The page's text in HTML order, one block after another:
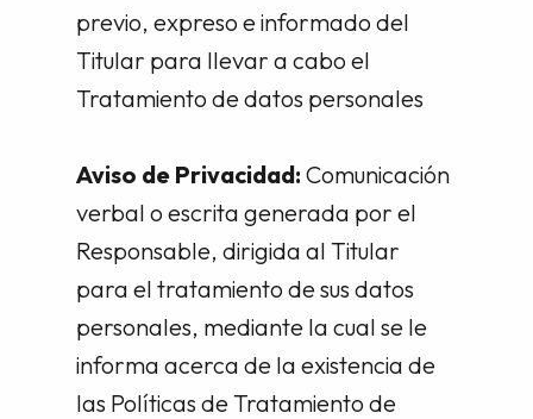
previo, expreso e informado del
Titular para llevar a cabo el
Tratamiento de datos personales
Aviso de Privacidad: Comunicación
verbal o escrita generada por el
Responsable, dirigida al Titular
para el tratamiento de sus datos
personales, mediante la cual se le
informa acerca de la existencia de
las Políticas de Tratamiento de